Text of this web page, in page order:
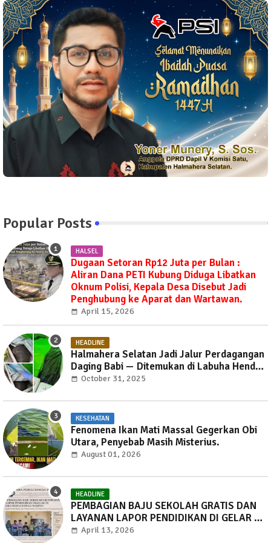
Popular Posts
HALSEL
Dugaan Setoran Rp12 Juta per Bulan :
Aliran Dana PETI Kubung Diduga Libatkan
Oknum Polisi, Kepala Desa Disebut Jadi
Penghubung ke Aparat dan Wartawan.
April 15, 2026
HEADLINE
Halmahera Selatan Jadi Jalur Perdagangan
Daging Babi — Ditemukan di Labuha Hendak
Dibawa ke Weda, Warga Mayoritas Marah,
October 31, 2025
KESEHATAN
Fenomena Ikan Mati Massal Gegerkan Obi
Utara, Penyebab Masih Misterius.
August 01, 2026
HEADLINE
PEMBAGIAN BAJU SEKOLAH GRATIS DAN
LAYANAN LAPOR PENDIDIKAN DI GELAR DI
SMA PEDULI BANGSA WARINGI.
April 13, 2026